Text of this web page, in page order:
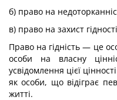
б) право на
в) право на захист
Право на гідність — це
особи на власну
усвідомлення цієї
як особи, що відіграє
житті.